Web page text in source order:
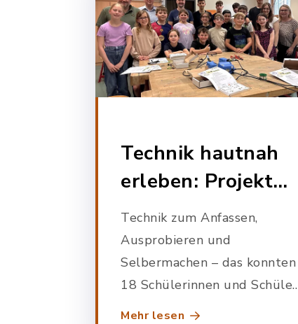
Technik hautnah
erleben: Projekt
"Schüler
entdecken
Technik"
Technik zum Anfassen,
Ausprobieren und
Selbermachen – das konnten
18 Schülerinnen und Schüler
der 4. Klasse aus unserer
Mehr lesen